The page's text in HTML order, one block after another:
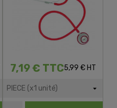
7,19 € TTC5,99 € HT